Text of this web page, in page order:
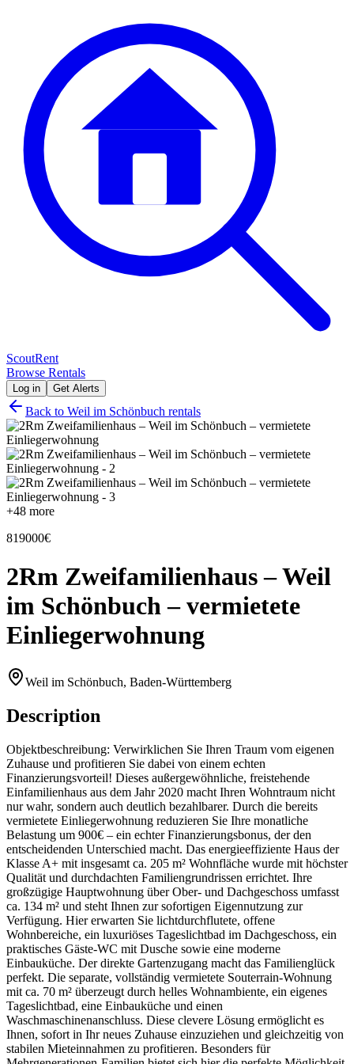
ScoutRent
Browse Rentals
Log in Get Alerts
Back to Weil im Schönbuch rentals
+48 more
819000€
2Rm Zweifamilienhaus – Weil
im Schönbuch – vermietete
Einliegerwohnung
Weil im Schönbuch, Baden-Württemberg
Description
Objektbeschreibung: Verwirklichen Sie Ihren Traum vom eigenen
Zuhause und profitieren Sie dabei von einem echten
Finanzierungsvorteil! Dieses außergewöhnliche, freistehende
Einfamilienhaus aus dem Jahr 2020 macht Ihren Wohntraum nicht
nur wahr, sondern auch deutlich bezahlbarer. Durch die bereits
vermietete Einliegerwohnung reduzieren Sie Ihre monatliche
Belastung um 900€ – ein echter Finanzierungsbonus, der den
entscheidenden Unterschied macht. Das energieeffiziente Haus der
Klasse A+ mit insgesamt ca. 205 m² Wohnfläche wurde mit höchster
Qualität und durchdachten Familiengrundrissen errichtet. Ihre
großzügige Hauptwohnung über Ober- und Dachgeschoss umfasst
ca. 134 m² und steht Ihnen zur sofortigen Eigennutzung zur
Verfügung. Hier erwarten Sie lichtdurchflutete, offene
Wohnbereiche, ein luxuriöses Tageslichtbad im Dachgeschoss, ein
praktisches Gäste-WC mit Dusche sowie eine moderne
Einbauküche. Der direkte Gartenzugang macht das Familienglück
perfekt. Die separate, vollständig vermietete Souterrain-Wohnung
mit ca. 70 m² überzeugt durch helles Wohnambiente, ein eigenes
Tageslichtbad, eine Einbauküche und einen
Waschmaschinenanschluss. Diese clevere Lösung ermöglicht es
Ihnen, sofort in Ihr neues Zuhause einzuziehen und gleichzeitig von
stabilen Mieteinnahmen zu profitieren. Besonders für